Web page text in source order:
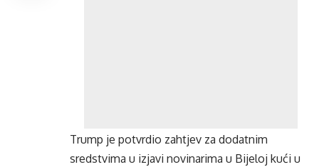
Trump je potvrdio zahtjev za dodatnim
sredstvima u izjavi novinarima u Bijeloj kući u